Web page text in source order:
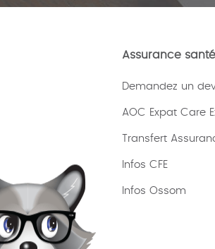
Assurance
Demandez un
AOC Expat Care
Transfert
Infos CFE
Infos Ossom